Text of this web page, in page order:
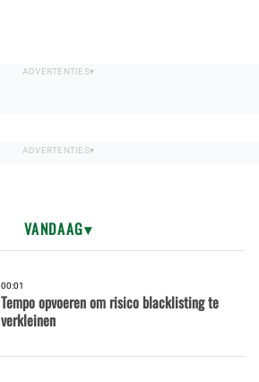
VANDAAG
00:01
Tempo opvoeren om risico blacklisting te
verkleinen